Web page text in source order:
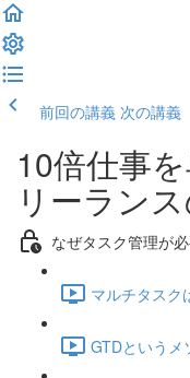
前回の講義 次の講義
10倍仕事
リーラン
なぜタスク管理が
マルチタスク
GTDというメ